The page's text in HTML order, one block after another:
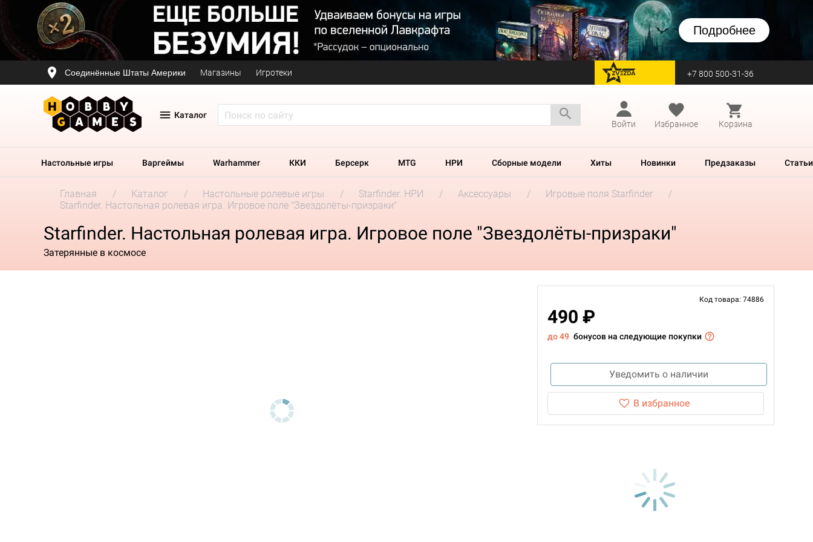
Подробнее
Соединённые Штаты Америки Магазины Игротеки перейти на Zvezda +7 800 500-31-36
Каталог
Войти
Избранное Корзина
Настольные игры Варгеймы Warhammer ККИ Берсерк MTG НРИ Сборные модели Хиты Новинки Предзаказы Статьи
Главная Каталог Настольные ролевые игры Starfinder. НРИ Аксессуары
Игровые поля Starfinder
Starfinder. Настольная ролевая игра. Игровое поле "Звездолёты-призраки"
Starfinder. Настольная ролевая игра. Игровое поле "Звездолёты-призраки"
Затерянные в космосе
Код товара: 74886
490 ₽
до 49 бонусов на следующие покупки
Уведомить о наличии
В избранное